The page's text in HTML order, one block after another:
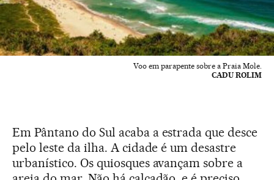
Voo em parapente sobre a Praia Mole.
CADU ROLIM
Em Pântano do Sul acaba a estrada que desce
pelo leste da ilha. A cidade é um desastre
urbanístico. Os quiosques avançam sobre a